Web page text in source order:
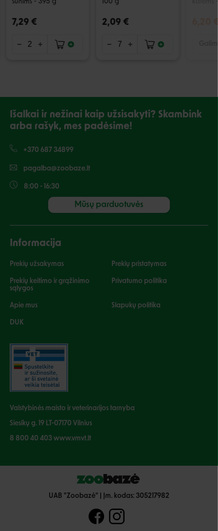
šunims - 395 g
7,29 €
100 g
2,09 € 6,20
Išalkai ir nežinai kaip užsisakyti? Skambink
arba rašyk, mes padėsime!
+370 687 34899
pagalba@zoobaze.lt
8:00 - 16:30
Mūsų parduotuvės
Informacija
Prekių užsakymas Prekių pristatymas
Prekių keitimo ir grąžinimo
sąlygos
Privatumo politika
Apie mus Slapukų politika
DUK
Valstybinės maisto ir veterinarijos tarnyba
Siesikų g. 19 LT-07170 Vilnius
8 800 40 403 www.vmvt.lt
UAB "Zoobazė" | Įm. kodas: 305217982